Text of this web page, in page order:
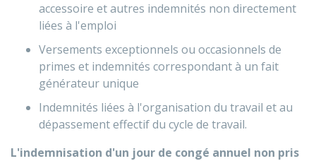
accessoire et autres indemnités non directement
liées à l'emploi
Versements exceptionnels ou occasionnels de
primes et indemnités correspondant à un fait
générateur unique
Indemnités liées à l'organisation du travail et au
dépassement effectif du cycle de travail.
L'indemnisation d'un jour de congé annuel non pris